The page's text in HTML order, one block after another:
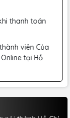
thanh toán
viên Của
tại Hồ